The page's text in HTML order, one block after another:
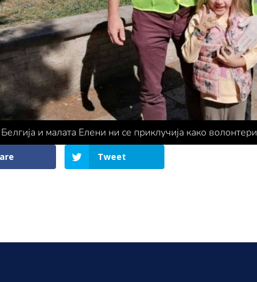
и малата Елени ни се приклучија како волонтери
Tweet